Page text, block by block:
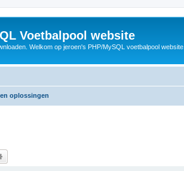
Voetbalpool website
Welkom op jeroen's PHP/MySQL voetbalpool website.
oplossingen